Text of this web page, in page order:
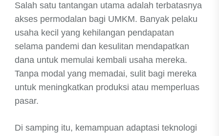
Salah satu tantangan utama adalah terbatasnya
akses permodalan bagi UMKM. Banyak pelaku
usaha kecil yang kehilangan pendapatan
selama pandemi dan kesulitan mendapatkan
dana untuk memulai kembali usaha mereka.
Tanpa modal yang memadai, sulit bagi mereka
untuk meningkatkan produksi atau memperluas
pasar.
Di samping itu, kemampuan adaptasi teknologi